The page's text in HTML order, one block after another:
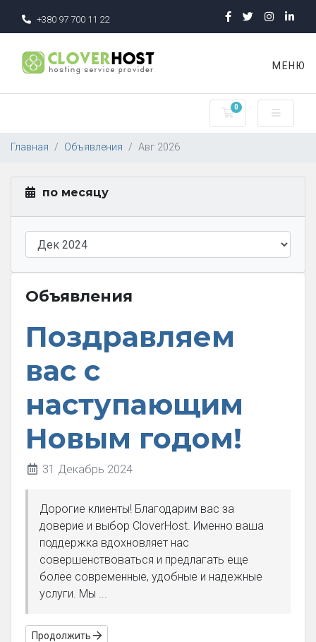
+380 97 700 11 22
МЕНЮ
0
Корзина
Главная Объявления Авг 2026
по месяцу
Объявления
Поздравляем
вас с
наступающим
Новым годом!
31 Декабрь 2024
Дорогие клиенты! Благодарим вас за
доверие и выбор CloverHost. Именно ваша
поддержка вдохновляет нас
совершенствоваться и предлагать еще
более современные, удобные и надежные
услуги. Мы ...
Продолжить